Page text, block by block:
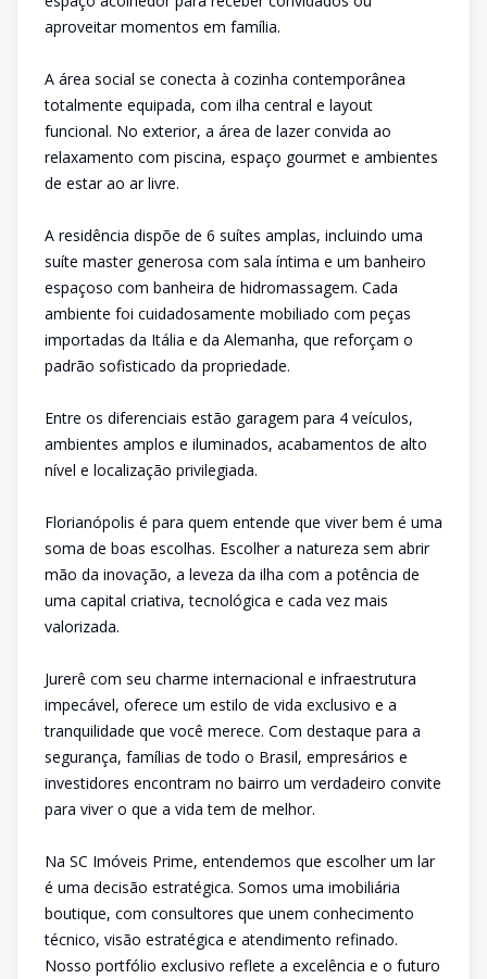
aproveitar momentos em família.
A área social se conecta à cozinha contemporânea
totalmente equipada, com ilha central e layout
funcional. No exterior, a área de lazer convida ao
relaxamento com piscina, espaço gourmet e ambientes
de estar ao ar livre.
A residência dispõe de 6 suítes amplas, incluindo uma
suíte master generosa com sala íntima e um banheiro
espaçoso com banheira de hidromassagem. Cada
ambiente foi cuidadosamente mobiliado com peças
importadas da Itália e da Alemanha, que reforçam o
padrão sofisticado da propriedade.
Entre os diferenciais estão garagem para 4 veículos,
ambientes amplos e iluminados, acabamentos de alto
nível e localização privilegiada.
Florianópolis é para quem entende que viver bem é uma
soma de boas escolhas. Escolher a natureza sem abrir
mão da inovação, a leveza da ilha com a potência de
uma capital criativa, tecnológica e cada vez mais
valorizada.
Jurerê com seu charme internacional e infraestrutura
impecável, oferece um estilo de vida exclusivo e a
tranquilidade que você merece. Com destaque para a
segurança, famílias de todo o Brasil, empresários e
investidores encontram no bairro um verdadeiro convite
para viver o que a vida tem de melhor.
Na SC Imóveis Prime, entendemos que escolher um lar
é uma decisão estratégica. Somos uma imobiliária
boutique, com consultores que unem conhecimento
técnico, visão estratégica e atendimento refinado.
Nosso portfólio exclusivo reflete a excelência e o futuro